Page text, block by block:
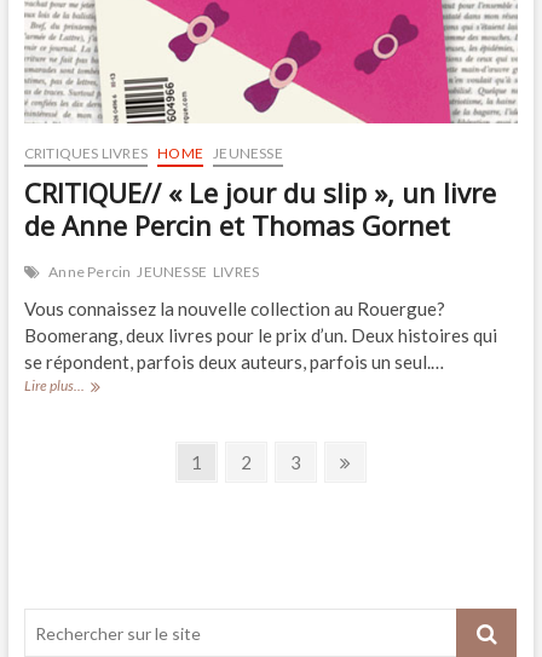
CRITIQUES LIVRES HOME JEUNESSE
CRITIQUE// « Le jour du slip », un livre
de Anne Percin et Thomas Gornet
Anne Percin JEUNESSE LIVRES
Vous connaissez la nouvelle collection au Rouergue?
Boomerang, deux livres pour le prix d’un. Deux histoires qui
se répondent, parfois deux auteurs, parfois un seul.…
Lire plus... CRITIQUE//
Thomas
Gornet
Page
1 Page
2 Page
3
Next